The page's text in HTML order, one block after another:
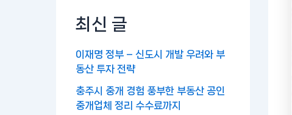
최신 글
이재명 정부 – 신도시 개발 우려와 부
동산 투자 전략
충주시 중개 경험 풍부한 부동산 공인
중개업체 정리 수수료까지